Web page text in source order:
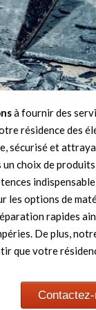
à fournir des
résidence des
sécurisé et
choix de
options de
rapides
De plus,
votre